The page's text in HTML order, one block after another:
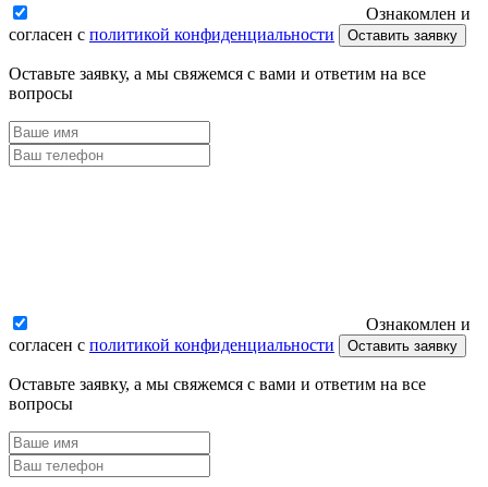
Ознакомлен и
согласен с политикой конфиденциальности Оставить заявку
Оставьте заявку, а мы свяжемся с вами и ответим на все
вопросы
Ознакомлен и
согласен с политикой конфиденциальности Оставить заявку
Оставьте заявку, а мы свяжемся с вами и ответим на все
вопросы